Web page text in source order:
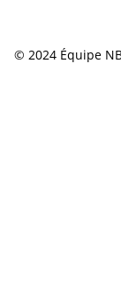
© 2024 Équipe